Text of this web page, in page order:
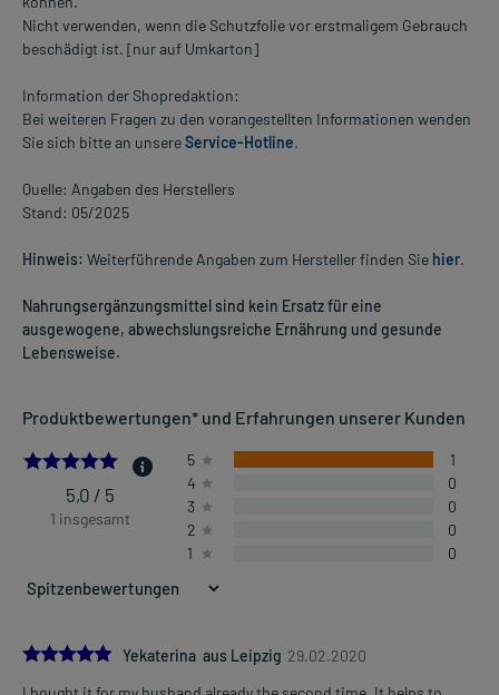
Nicht verwenden, wenn die Schutzfolie vor erstmaligem Gebrauch
beschädigt ist. [nur auf Umkarton]
Information der Shopredaktion:
Bei weiteren Fragen zu den vorangestellten Informationen wenden
Sie sich bitte an unsereService-Hotline.
Quelle: Angaben des Herstellers
Stand: 05/2025
Hinweis: Weiterführende Angaben zum Hersteller finden Sie hier.
Nahrungsergänzungsmittel sind kein Ersatz für eine
ausgewogene, abwechslungsreiche Ernährung und gesunde
Lebensweise.
Produktbewertungen* und Erfahrungen unserer Kunden
5.0
5,0 / 5
1 insgesamt
5
1
4
0
3
0
2
0
1
0
5.0
Yekaterina aus Leipzig 29.02.2020